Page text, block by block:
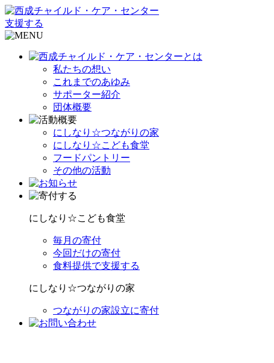
支援する
私たちの想い
これまでのあゆみ
サポーター紹介
団体概要
にしなり☆つながりの家
にしなり☆こども食堂
フードパントリー
その他の活動
にしなり☆こども食堂
毎月の寄付
今回だけの寄付
食料提供で支援する
にしなり☆つながりの家
つながりの家設立に寄付